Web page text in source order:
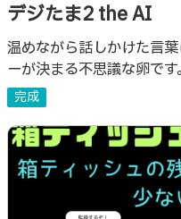
デジたま2 the AI
温めながら話しかけた言
ーが決まる不思議な卵で
な？ 「卵を温めて何が出
完成